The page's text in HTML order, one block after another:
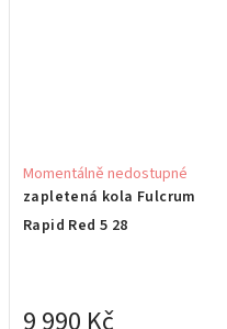
zapletená kola Fulcrum
Rapid Red 5 28
Momentálně nedostupné